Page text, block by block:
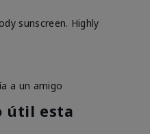
sunscreen. Highly
a un amigo
útil esta